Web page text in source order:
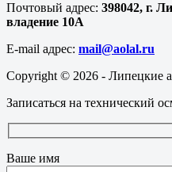
Почтовый адрес: 398042, г.
владение 10А
E-mail адрес​: mail@aolal.ru
Copyright © 2026 - Липецкие
Записаться на технический
Ваше имя